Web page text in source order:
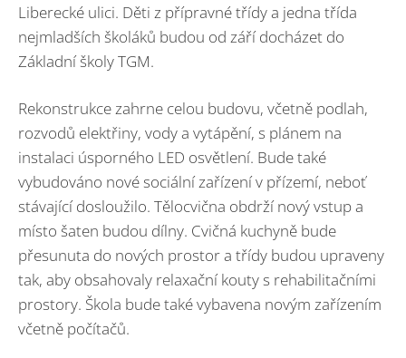
Liberecké ulici. Děti z přípravné třídy a jedna třída
nejmladších školáků budou od září docházet do
Základní školy TGM.
Rekonstrukce zahrne celou budovu, včetně podlah,
rozvodů elektřiny, vody a vytápění, s plánem na
instalaci úsporného LED osvětlení. Bude také
vybudováno nové sociální zařízení v přízemí, neboť
stávající dosloužilo. Tělocvična obdrží nový vstup a
místo šaten budou dílny. Cvičná kuchyně bude
přesunuta do nových prostor a třídy budou upraveny
tak, aby obsahovaly relaxační kouty s rehabilitačními
prostory. Škola bude také vybavena novým zařízením
včetně počítačů.